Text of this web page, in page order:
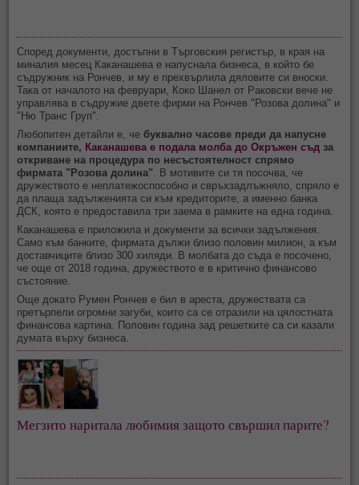
Според документи, достъпни в Търговския регистър, в края на
миналия месец Каканашева е напуснала бизнеса, в който бе
съдружник на Рончев, и му е прехвърлила дяловите си вноски.
Така от началото на февруари, Коко Шанел от Раковски вече не
управлява в съдружие двете фирми на Рончев "Розова долина" и
"Ню Транс Груп".
Любопитен детайли е, чебуквално часове преди да напусне
компаниите, Каканашева е подала молба до Окръжен съд за
откриване на процедура по несъстоятелност спрямо
фирмата "Розова долина" . В мотивите си тя посочва, че
дружеството е неплатежоспособно и свръхзадлъжняло, спряло е
да плаща задълженията си към кредиторите, а именно банка
ДСК, която е предоставила три заема в рамките на една година.
Каканашева е приложила и документи за всички задължения.
Само към банките, фирмата дължи близо половин милион, а към
доставчиците близо 300 хиляди. В молбата до съда е посочено,
че още от 2018 година, дружеството е в критично финансово
състояние.
Още докато Румен Рончев е бил в ареста, дружествата са
претърпели огромни загуби, които са се отразили на цялостната
финансова картина. Половин година зад решетките са си казали
думата върху бизнеса.
Мегзито наритала любимия защото свършил парите?